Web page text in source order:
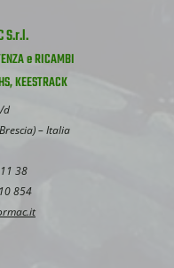
S.r.l.
e RICAMBI
KEESTRACK
d
– Italia
38
854